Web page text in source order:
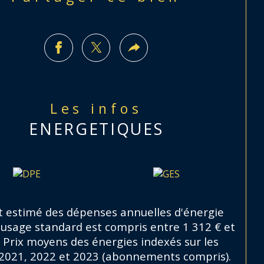
foncière: 530 euros. Diagnostics
virtuelle disponible sur notre site.
votre conseiller se tient à votre
pour toutes questions.
Les infos
ENERGETIQUES
estimé des dépenses annuelles d'énergie
standard est compris entre 1 312 € et
Prix moyens des énergies indexés sur les
2022 et 2023 (abonnements compris).